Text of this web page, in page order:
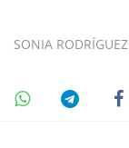
SONIA RODRÍGUEZ